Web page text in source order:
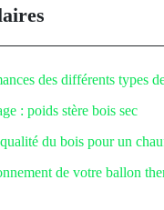
des différents types
: poids stère bois sec
du bois pour un
de votre ballon